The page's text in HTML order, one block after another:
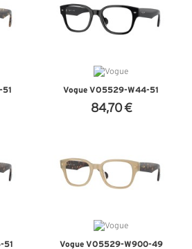
Vogue VO5529-W44-51
84,70 €
51 Vogue VO5529-W900-49